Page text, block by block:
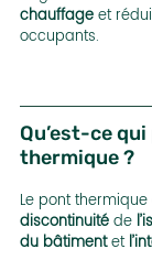
chauffage et
occupants.
Qu’est-ce
thermique ?
Le pont
discontinuité de
du bâtiment et